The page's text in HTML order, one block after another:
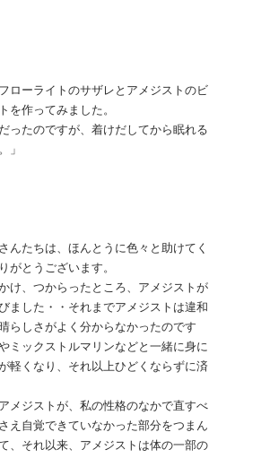
ローライトのサザレとアメジストのビ
を作ってみました。
ったのですが、着けだしてから眠れる
」
んたちは、ほんとうに色々と助けてく
がとうございます。
け、つからったところ、アメジストが
ました・・それまでアメジストは違和
らしさがよく分からなかったのです
ミックストルマリンなどと一緒に身に
軽くなり、それ以上ひどくならずに済
メジストが、私の性格のなかで直すべ
え自覚できていなかった部分をつまん
、それ以来、アメジストは体の一部の